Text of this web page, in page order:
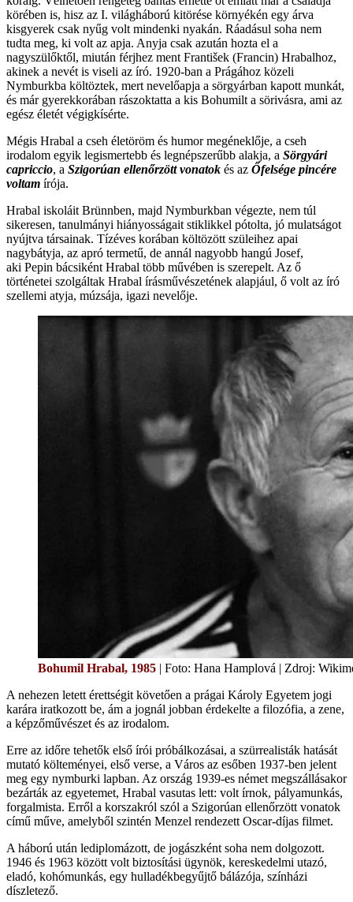
körében is, hisz az I. világháború kitörése környékén egy árva
kisgyerek csak nyűg volt mindenki nyakán. Ráadásul soha nem
tudta meg, ki volt az apja. Anyja csak azután hozta el a
nagyszülőktől, miután férjhez ment František (Francin) Hrabalhoz,
akinek a nevét is viseli az író. 1920-ban a Prágához közeli
Nymburkba költöztek, mert nevelőapja a sörgyárban kapott munkát,
és már gyerekkorában rászoktatta a kis Bohumilt a sörivásra, ami az
egész életét végigkísérte.
Mégis Hrabal a cseh életöröm és humor megéneklője, a cseh
irodalom egyik legismertebb és legnépszerűbb alakja, a Sörgyári
capriccio, a Szigorúan ellenőrzött vonatok és az Őfelsége pincére
voltam írója.
Hrabal iskoláit Brünnben, majd Nymburkban végezte, nem túl
sikeresen, tanulmányi hiányosságait stiklikkel pótolta, jó mulatságot
nyújtva társainak. Tízéves korában költözött szüleihez apai
nagybátyja, az apró termetű, de annál nagyobb hangú Josef,
aki Pepin bácsiként Hrabal több művében is szerepelt. Az ő
történetei szolgáltak Hrabal írásművészetének alapjául, ő volt az író
szellemi atyja, múzsája, igazi nevelője.
Bohumil Hrabal, 1985 | Foto: Hana Hamplová | Zdroj:
A nehezen letett érettségit követően a prágai Károly Egyetem jogi
karára iratkozott be, ám a jognál jobban érdekelte a filozófia, a zene,
a képzőművészet és az irodalom.
Erre az időre tehetők első írói próbálkozásai, a szürrealisták hatását
mutató költeményei, első verse, a Város az esőben 1937-ben jelent
meg egy nymburki lapban. Az ország 1939-es német megszállásakor
bezárták az egyetemet, Hrabal vasutas lett: volt írnok, pályamunkás,
forgalmista. Erről a korszakról szól a Szigorúan ellenőrzött vonatok
című műve, amelyből szintén Menzel rendezett Oscar-díjas filmet.
A háború után lediplomázott, de jogászként soha nem dolgozott.
1946 és 1963 között volt biztosítási ügynök, kereskedelmi utazó,
eladó, kohómunkás, egy hulladékbegyűjtő bálázója, színházi
díszletező.